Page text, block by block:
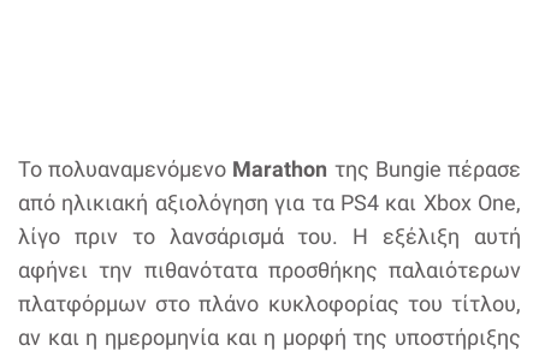
Το πολυαναμενόμενο Marathon της Bungie πέρασε
από ηλικιακή αξιολόγηση για τα PS4 και Xbox One,
λίγο πριν το λανσάρισμά του. Η εξέλιξη αυτή
αφήνει την πιθανότατα προσθήκης παλαιότερων
πλατφόρμων στο πλάνο κυκλοφορίας του τίτλου,
αν και η ημερομηνία και η μορφή της υποστήριξης